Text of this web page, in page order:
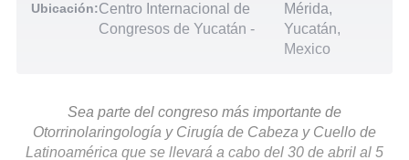
Ubicación:Centro Internacional de
Congresos de Yucatán -
Mérida,
Yucatán,
Mexico
Sea parte del congreso más importante de
Otorrinolaringología y Cirugía de Cabeza y Cuello de
Latinoamérica que se llevará a cabo del 30 de abril al 5